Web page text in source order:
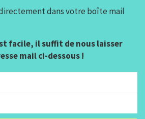
dans votre boîte mail
facile, il suffit de nous laisser
mail ci-dessous !